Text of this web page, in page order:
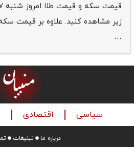
زیر مشاهده کنید. علاوه بر قیمت سکه
…
سیاسی اقتصادی
درباره ما تبلیغات